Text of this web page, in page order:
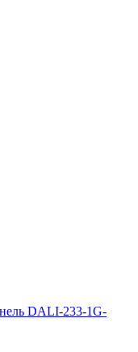
DALI-233-1G-